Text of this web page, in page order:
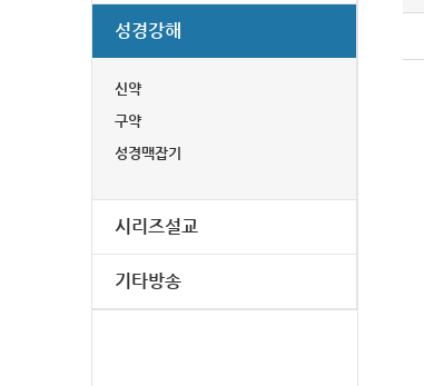
성경강해
신약
구약
성경맥잡기
시리즈설교
기타방송